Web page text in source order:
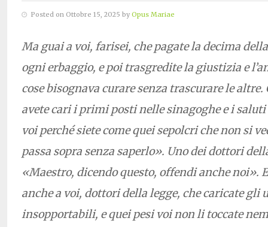
Posted on Ottobre 15, 2025 by Opus Mariae
Ma guai a voi, farisei, che pagate la decima
ogni erbaggio, e poi trasgredite la giustizia e
cose bisognava curare senza trascurare le altre.
avete cari i primi posti nelle sinagoghe e i saluti
voi perché siete come quei sepolcri che non si
passa sopra senza saperlo». Uno dei dottori
«Maestro, dicendo questo, offendi anche noi».
anche a voi, dottori della legge, che caricate gli
insopportabili, e quei pesi voi non li toccate